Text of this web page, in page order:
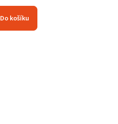
hodnocení
produktu
Do košíku